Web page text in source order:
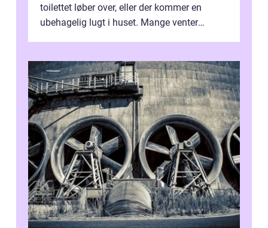
toilettet løber over, eller der kommer en
ubehagelig lugt i huset. Mange venter